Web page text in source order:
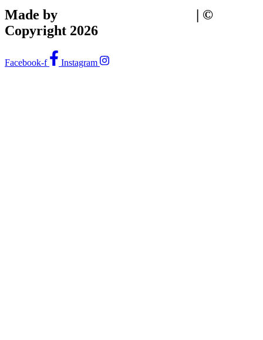
Made by
| ©
Copyright 2026
Facebook-f Instagram